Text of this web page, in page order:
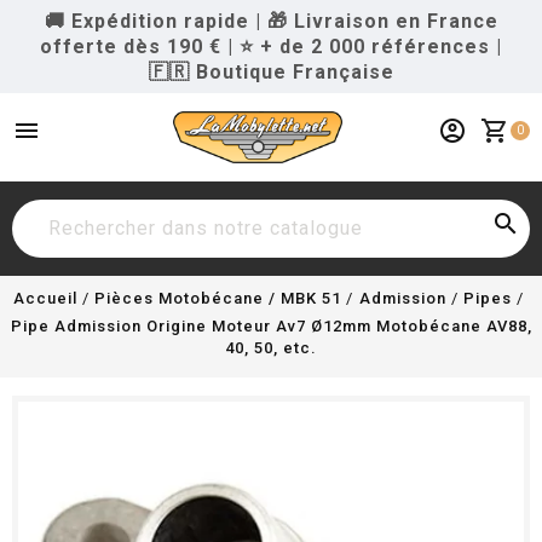
🚚 Expédition rapide | 🎁 Livraison en France
offerte dès 190 € | ⭐ + de 2 000 références |
🇫🇷 Boutique Française
menu shopping_cart 0
account_circle

Accueil Pièces Motobécane / MBK 51 Admission
Pipes
Pipe Admission Origine Moteur Av7 Ø12mm Motobécane AV88,
40, 50, etc.